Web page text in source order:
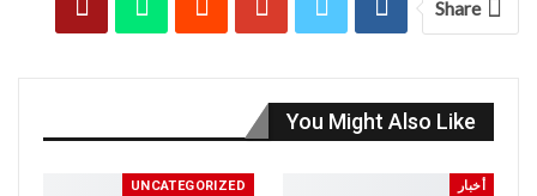
Share
You Might Also Like
أخبار UNCATEGORIZED